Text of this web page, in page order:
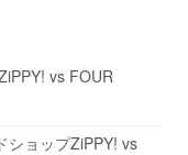
vs FOUR
ショップZiPPY! vs